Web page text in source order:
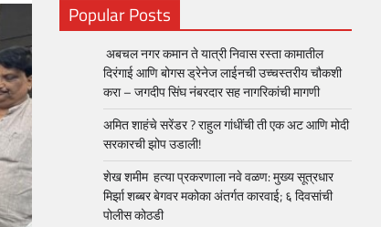
Popular Posts
अबचल नगर कमान ते यात्री निवास रस्ता कामातील
दिरंगाई आणि बोगस ड्रेनेज लाईनची उच्चस्तरीय चौकशी
करा – जगदीप सिंघ नंबरदार सह नागरिकांची मागणी
अमित शाहंचे सरेंडर ? राहुल गांधींची ती एक अट आणि मोदी
सरकारची झोप उडाली!
शेख शमीम हत्या प्रकरणाला नवे वळण: मुख्य सूत्रधार
मिर्झा शब्बर बेगवर मकोका अंतर्गत कारवाई; ६ दिवसांची
पोलीस कोठडी